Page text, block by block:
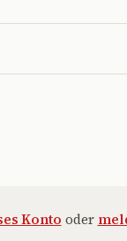
Konto oder